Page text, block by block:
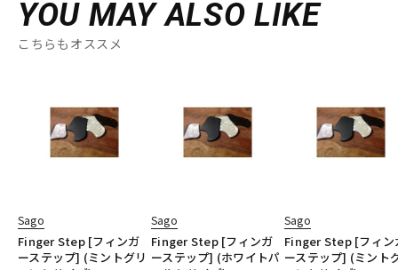
YOU MAY ALSO LIKE
こちらもオススメ
Sago
Finger Step [フィンガ
ーステップ] (ミントグリ
Sago
Finger Step [フィンガ
ーステップ] (ホワイトパ
Sago
Finger Step [フィン
ーステップ] (ミント